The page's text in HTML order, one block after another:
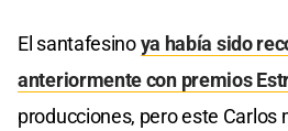
El santafesinoya había sido
anteriormente con premios
producciones, pero este Carlos